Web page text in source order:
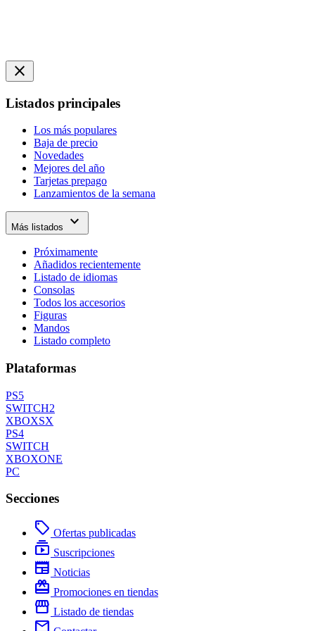
close
Listados principales
Los más populares
Baja de precio
Novedades
Mejores del año
Tarjetas prepago
Lanzamientos de la semana
Más listados expand_more
Próximamente
Añadidos recientemente
Listado de idiomas
Consolas
Todos los accesorios
Figuras
Mandos
Listado completo
Plataformas
PS5
SWITCH2
XBOXSX
PS4
SWITCH
XBOXONE
PC
Secciones
local_offer Ofertas publicadas
subscriptions Suscripciones
newspaper Noticias
redeem Promociones en tiendas
storefront Listado de tiendas
mail